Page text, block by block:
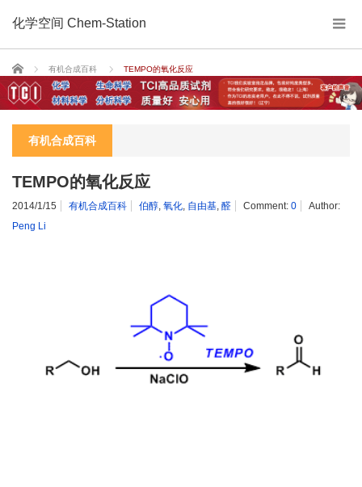
化学空间 Chem-Station
Home 有机合成百科 TEMPO的氧化反应
有机合成百科
TEMPO的氧化反应
2014/1/15 有机合成百科 伯醇 氧化 自由基 醛 Comment: 0
Author:
Peng Li